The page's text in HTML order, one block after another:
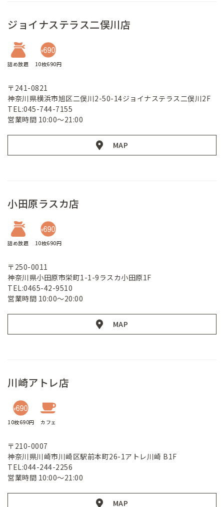
ジョイナステラス二俣川店
詰め放題 10枚690円
〒241-0821
神奈川県横浜市旭区二俣川2-50-14ジョイナステラス二俣川2F
TEL:045-744-7155
営業時間 10:00～21:00
MAP
小田原ラスカ店
詰め放題 10枚690円
〒250-0011
神奈川県小田原市栄町1-1-9ラスカ小田原1F
TEL:0465-42-9510
営業時間 10:00～20:00
MAP
川崎アトレ店
10枚690円 カフェ
〒210-0007
神奈川県川崎市川崎区駅前本町26-1アトレ川崎 B1F
TEL:044-244-2256
営業時間 10:00～21:00
MAP